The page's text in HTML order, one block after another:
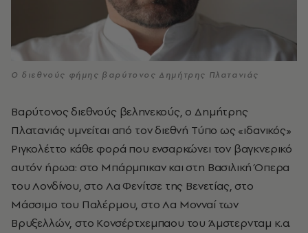
Ο διεθνούς φήμης βαρύτονος Δημήτρης Πλατανιάς
Βαρύτονος διεθνούς βεληνεκούς, ο Δημήτρης
Πλατανιάς υμνείται από τον διεθνή Τύπο ως «ιδανικός»
Ριγκολέττο κάθε φορά που ενσαρκώνει τον βαγκνερικό
αυτόν ήρωα: στο Μπάρμπικαν και στη Βασιλική Όπερα
του Λονδίνου, στο Λα Φενίτσε της Βενετίας, στο
Μάσσιμο του Παλέρμου, στο Λα Μονναί των
Βρυξελλών, στο Κονσέρτχεμπαου του Άμστερνταμ κ.α.